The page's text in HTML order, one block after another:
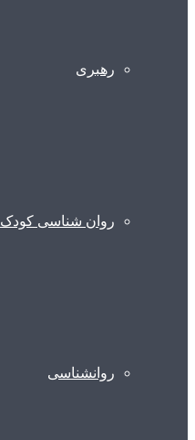
رهبری
روان شناسی کودک
روانشناسی